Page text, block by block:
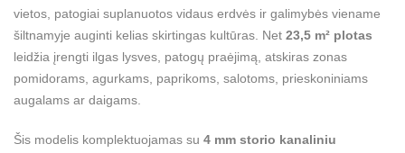
vietos, patogiai suplanuotos vidaus erdvės ir galimybės viename
šiltnamyje auginti kelias skirtingas kultūras. Net 23,5 m² plotas
leidžia įrengti ilgas lysves, patogų praėjimą, atskiras zonas
pomidorams, agurkams, paprikoms, salotoms, prieskoniniams
augalams ar daigams.
Šis modelis komplektuojamas su 4 mm storio kanaliniu